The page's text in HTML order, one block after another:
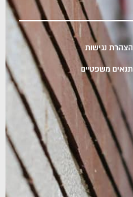
הצהרת נגישות
תנאים משפטיים